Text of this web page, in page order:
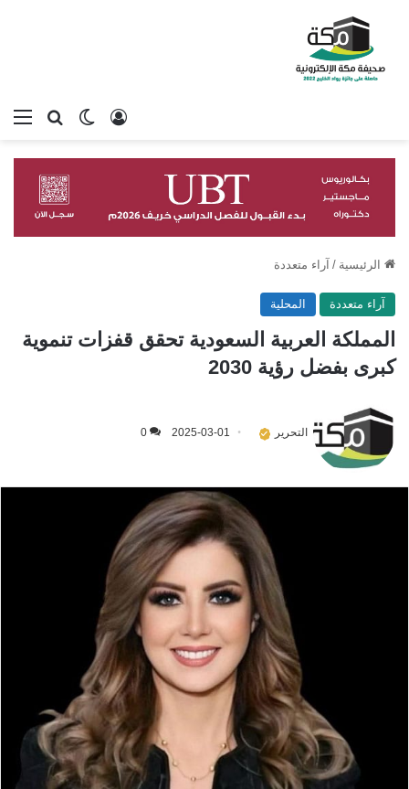
بحثالوضع
تسجيل الدخول
الرئيسية / آراء متعددة
آراء متعددة المحلية
المملكة العربية السعودية تحقق قفزات تنموية
كبرى بفضل رؤية 2030
التحرير 2025-03-01
0